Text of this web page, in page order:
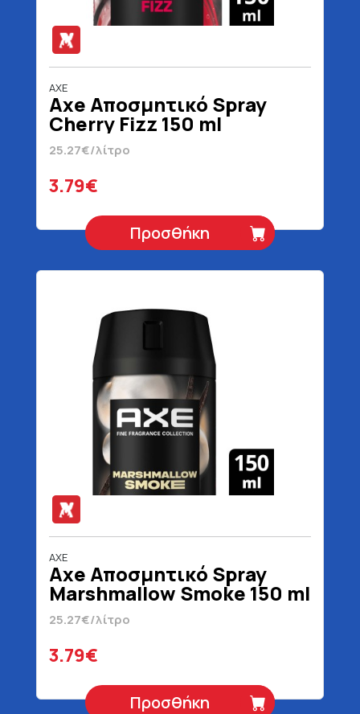
AXE
Axe Αποσμητικό Spray
Cherry Fizz 150 ml
25.27€/λίτρο
3.79€
Προσθήκη
AXE
Axe Αποσμητικό Spray
Marshmallow Smoke 150 ml
25.27€/λίτρο
3.79€
Προσθήκη